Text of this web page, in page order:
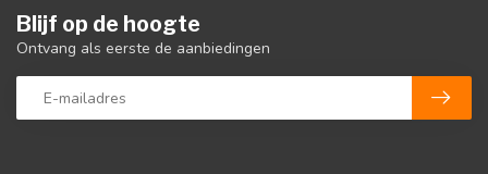
Blijf op de hoogte
Ontvang als eerste de aanbiedingen